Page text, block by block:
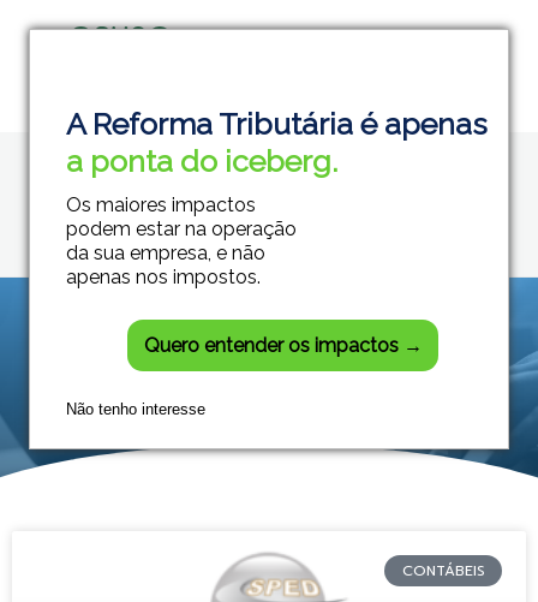
A Reforma Tributária é apenas
a ponta do iceberg.
Os maiores impactos
podem estar na operação
da sua empresa, e não
apenas nos impostos.
Quero entender os impactos →
Não tenho interesse
Grupo Módulos
Sistemas Contábeis e Empresariais
Posts tagged: sped
efd contribuições
CONTÁBEIS